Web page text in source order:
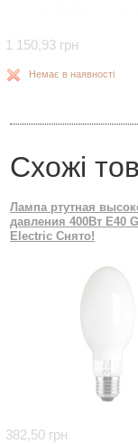
1 150,93 грн
Немає в наявності
Схожі
Лампа ртутная
давления 400Вт Е40
Electric Снято!
382,50 грн